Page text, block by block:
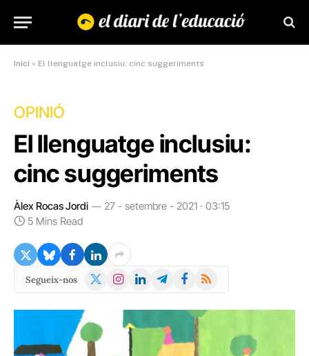
Inici » El llenguatge inclusiu: cinc suggeriments
OPINIÓ
El llenguatge inclusiu:
cinc suggeriments
Àlex Rocas Jordi
27 - setembre - 2021 · 03:15
5 Mins Read
Segueix-nos
X
Instagram
LinkedInTelegramFacebook
RSS